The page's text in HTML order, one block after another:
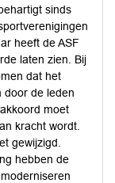
sinds
heeft de ASF
laten zien. Bij
dat het
door de leden
moet
kracht wordt.
gewijzigd.
hebben de